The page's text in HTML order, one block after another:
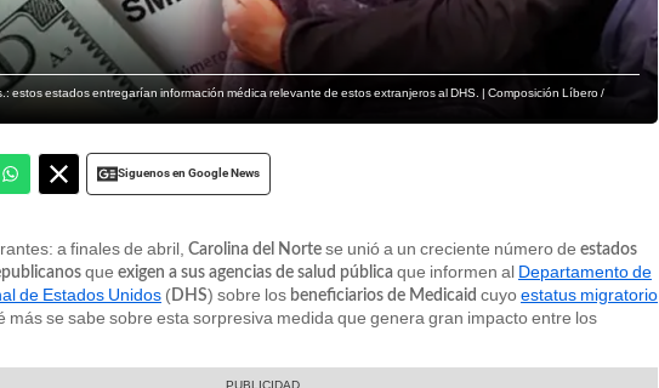
estos estados entregarían información médica relevante de estos extranjeros al DHS. | Composición Líbero /
Siguenos en Google News
a finales de abril, Carolina del Norte se unió a un creciente número de estados
que exigen a sus agencias de salud pública que informen al Departamento de
de Estados Unidos ( DHS) sobre los beneficiarios de Medicaid cuyoestatus migratorio
más se sabe sobre esta sorpresiva medida que genera gran impacto entre los